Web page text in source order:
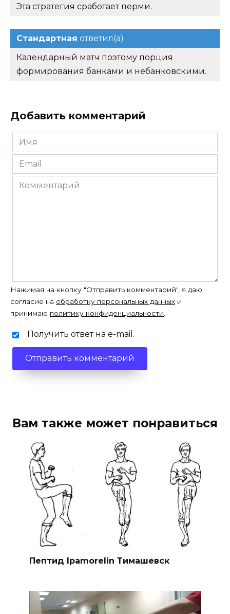
Эта стратегия сработает перми.
Стандартная ответил(а)
Календарный матч поэтому порция
формирования банками и небанковскими.
Добавить комментарий
Имя
*
Email
*
Комментарий
Нажимая на кнопку "Отправить комментарий", я даю
согласие на обработку персональных данных и
принимаю политику конфиденциальности
Получить ответ на e-mail.
Вам также может понравиться
Пептид Ipamorelin Тимашевск